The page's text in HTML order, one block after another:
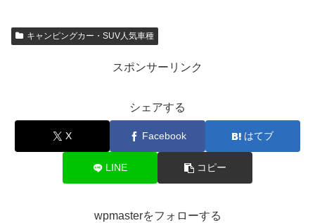
キャンピングカー・SUV人気車種
スポンサーリンク
シェアする
X Facebook はてブ
LINE コピー
wpmasterをフォローする